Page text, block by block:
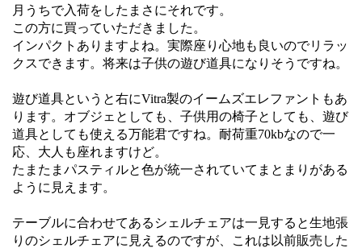
月うちで入荷をしたまさにそれです。
この方に買っていただきました。
インパクトありますよね。実際座り心地も良いのでリラッ
クスできます。将来は子供の遊び道具になりそうですね。
遊び道具というと右にVitra製のイームズエレファントもあ
ります。オブジェとしても、子供用の椅子としても、遊び
道具としても使える万能君ですね。耐荷重70kbなので一
応、大人も座れますけど。
たまたまパスティルと色が統一されていてまとまりがある
ように見えます。
テーブルに合わせてあるシェルチェアは一見すると生地張
りのシェルチェアに見えるのですが、これは以前販売した